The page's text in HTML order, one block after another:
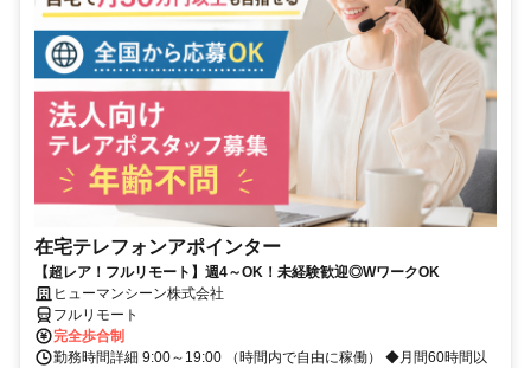
在宅テレフォンアポインター
【超レア！フルリモート】週4～OK！未経験歓迎◎WワークOK
ヒューマンシーン株式会社
フルリモート
完全歩合制
勤務時間詳細 9:00～19:00 （時間内で自由に稼働） ◆月間60時間以